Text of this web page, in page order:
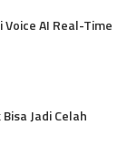
AI Real-Time
Jadi Celah